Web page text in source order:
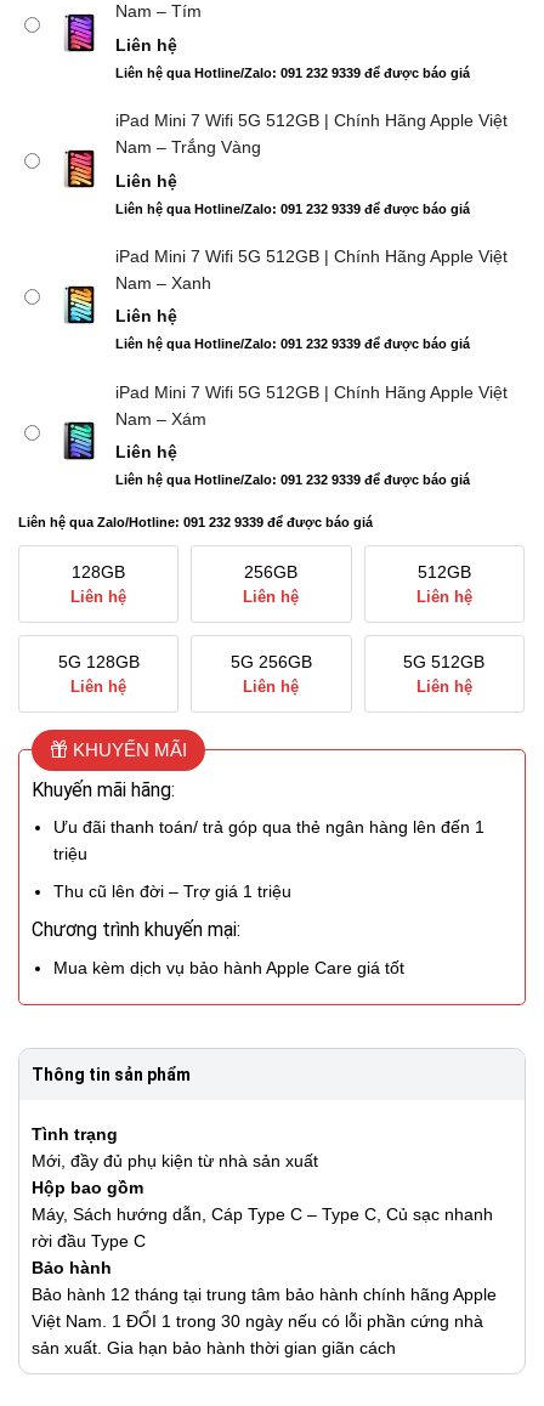
Nam – Tím
Liên hệ
Liên hệ qua Hotline/Zalo: 091 232 9339 để được báo giá
iPad Mini 7 Wifi 5G 512GB | Chính Hãng Apple Việt
Nam – Trắng Vàng
Liên hệ
Liên hệ qua Hotline/Zalo: 091 232 9339 để được báo giá
iPad Mini 7 Wifi 5G 512GB | Chính Hãng Apple Việt
Nam – Xanh
Liên hệ
Liên hệ qua Hotline/Zalo: 091 232 9339 để được báo giá
iPad Mini 7 Wifi 5G 512GB | Chính Hãng Apple Việt
Nam – Xám
Liên hệ
Liên hệ qua Hotline/Zalo: 091 232 9339 để được báo giá
Liên hệ qua Zalo/Hotline: 091 232 9339 để được báo giá
128GB
Liên hệ
256GB
Liên hệ
512GB
Liên hệ
5G 128GB
Liên hệ
5G 256GB
Liên hệ
5G 512GB
Liên hệ
KHUYẾN MÃI
Khuyến mãi hãng:
Ưu đãi thanh toán/ trả góp qua thẻ ngân hàng lên đến 1
triệu
Thu cũ lên đời – Trợ giá 1 triệu
Chương trình khuyến mại:
Mua kèm dịch vụ bảo hành Apple Care giá tốt
Thông tin sản phẩm
Tình trạng
Mới, đầy đủ phụ kiện từ nhà sản xuất
Hộp bao gồm
Máy, Sách hướng dẫn, Cáp Type C – Type C, Củ sạc nhanh
rời đầu Type C
Bảo hành
Bảo hành 12 tháng tại trung tâm bảo hành chính hãng Apple
Việt Nam. 1 ĐỔI 1 trong 30 ngày nếu có lỗi phần cứng nhà
sản xuất. Gia hạn bảo hành thời gian giãn cách